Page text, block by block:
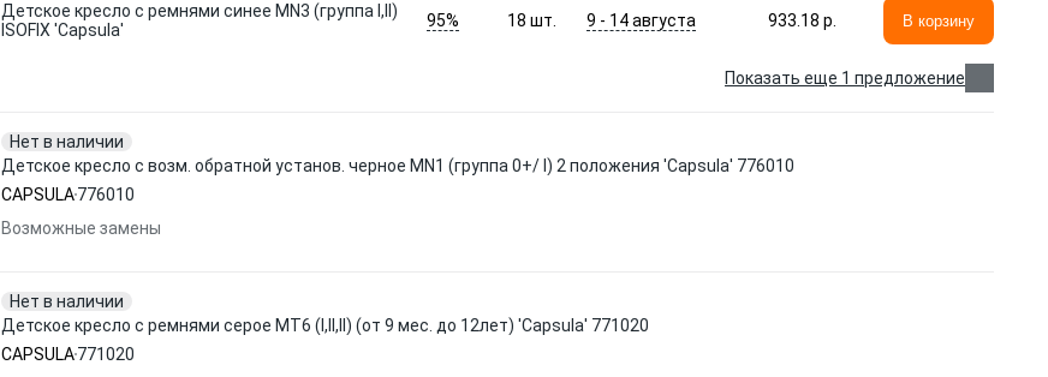
Детское кресло с ремнями синее MN3 (группа I,II)
ISOFIX 'Capsula'
95% 18шт. 9 - 14 августа 933.18 p. В корзину
Показать еще 1 предложение
Нет в наличии
Детское кресло с возм. обратной установ. черное MN1 (группа 0+/ I) 2 положения 'Capsula' 776010
CAPSULA776010
Возможные замены
Нет в наличии
Детское кресло с ремнями серое MT6 (I,II,II) (от 9 мес. до 12лет) 'Capsula' 771020
CAPSULA771020